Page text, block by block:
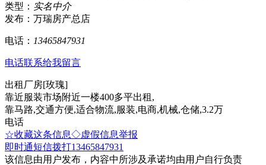
类型： 实名中介
发布：万瑞房产总店
电话： 13465847931
电话联系给我留言
出租厂房[玫瑰]
靠近服装市场附近一楼400多平出租,
靠马路,交通方便,适合物流,服装,电商,机械,仓储,3.2万
电话
☆收藏这条信息◇虚假信息举报
即时通短信拨打13465847931
该信息由用户发布，内容中所涉及承诺均由用户自行负责